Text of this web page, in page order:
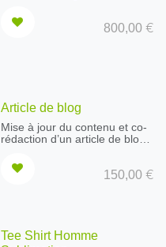
800,00 €
Article de blog
Mise à jour du contenu et co-
rédaction d’un article de blog
Liste de thème à définir
ensemble
150,00 €
Tee Shirt Homme